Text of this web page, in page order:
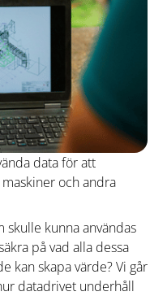
data för att
och andra
skulle kunna användas
på vad alla dessa
kan skapa värde? Vi går
datadrivet underhåll